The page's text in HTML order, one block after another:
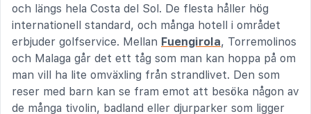
och längs hela Costa del Sol. De flesta håller hög
internationell standard, och många hotell i området
erbjuder golfservice. Mellan Fuengirola, Torremolinos
och Malaga går det ett tåg som man kan hoppa på om
man vill ha lite omväxling från strandlivet. Den som
reser med barn kan se fram emot att besöka någon av
de många tivolin, badland eller djurparker som ligger